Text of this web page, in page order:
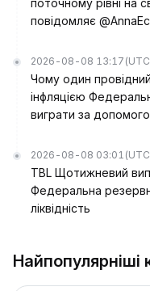
поточному рівні на
повідомляє
2026-08-08 13:17
Чому один
інфляцією
виграти за
2026-08-08 03:01
TBL Щотижневий
Федеральна
ліквідність